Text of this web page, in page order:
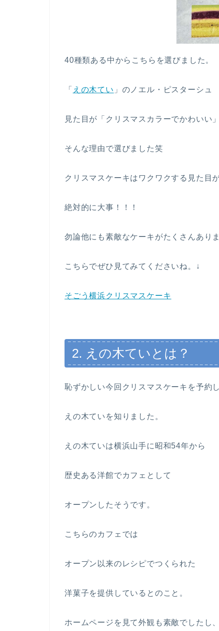
40種類ある中からこちらを選びました。
「 えの木てい 」のノエル・ピスターシュ
見た目が「クリスマスカラーでかわいい
そんな理由で選びました笑
クリスマスケーキはワクワクする見た目
絶対的に大事！！！
勿論他にも素敵なケーキがたくさんあり
こちらでぜひ見てみてくださいね。↓
そごう横浜クリスマスケーキ
2. えの木ていとは？
恥ずかしい今回クリスマスケーキを予約
えの木ていを知りました。
えの木ていは横浜山手に昭和54年から
歴史ある洋館でカフェとして
オープンしたそうです。
こちらのカフェでは
オープン以来のレシピでつくられた
洋菓子を提供しているとのこと。
ホームページを見て外観も素敵でしたし